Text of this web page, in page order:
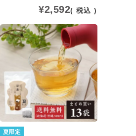
¥2,592 税込
夏限定